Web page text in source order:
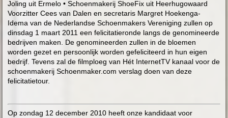
Joling uit Ermelo • Schoenmakerij ShoeFix uit Heerhugowaard
Voorzitter Cees van Dalen en secretaris Margret Hoekenga-
Idema van de Nederlandse Schoenmakers Vereniging zullen op
dinsdag 1 maart 2011 een felicitatieronde langs de genomineerde
bedrijven maken. De genomineerden zullen in de bloemen
worden gezet en persoonlijk worden gefeliciteerd in hun eigen
bedrijf. Tevens zal de filmploeg van Hét InternetTV kanaal voor de
schoenmakerij Schoenmaker.com verslag doen van deze
felicitatietour.
Op zondag 12 december 2010 heeft onze kandidaat voor